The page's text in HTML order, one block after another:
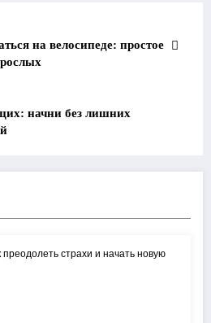
на велосипеде: простое
начни без лишних